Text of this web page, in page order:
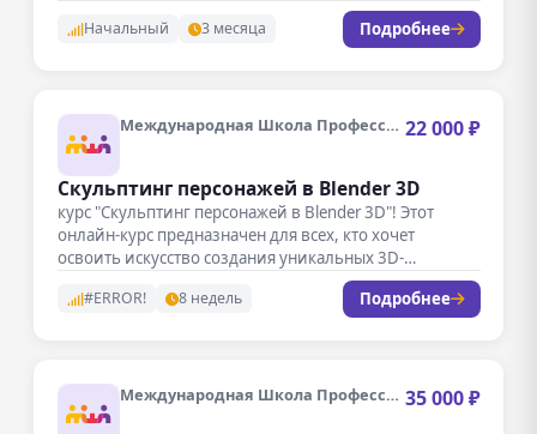
Начальный 3 месяца Подробнее
Международная Школа Профессий 22 000 ₽
Скульптинг персонажей в Blender 3D
курс "Скульптинг персонажей в Blender 3D"! Этот
онлайн-курс предназначен для всех, кто хочет
освоить искусство создания уникальных 3D-
#ERROR! 8 недель Подробнее
Международная Школа Профессий 35 000 ₽